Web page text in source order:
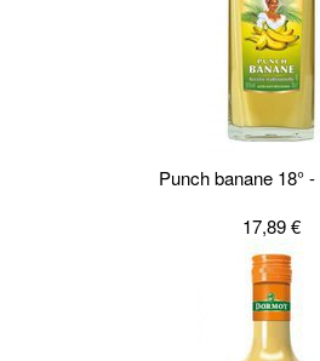
Punch banane 18°
17,89 €